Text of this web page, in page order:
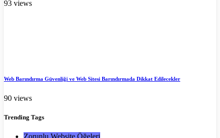
93 views
Web Barındırma Güvenliği ve Web Sitesi Barındırmada Dikkat Edilecekler
90 views
Trending Tags